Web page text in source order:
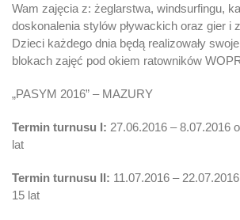
Wam zajęcia z: żeglarstwa, windsurfingu,
doskonalenia stylów pływackich oraz gier i
Dzieci każdego dnia będą realizowały
blokach zajęć pod okiem ratowników
„PASYM 2016” – MAZURY
Termin turnusu I: 27.06.2016 – 8.07.2016
lat
Termin turnusu II: 11.07.2016 –
15 lat